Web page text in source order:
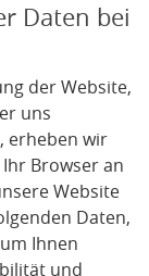
Daten bei
der Website,
uns
erheben wir
Browser an
Website
Daten,
Ihnen
und